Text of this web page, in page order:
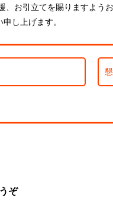
、お引立てを賜りますよう
し上げます。
ぞ